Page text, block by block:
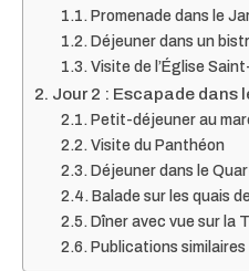
Promenade dans le
Déjeuner dans un
Visite de l’Église
Jour 2 : Escapade dans
Petit-déjeuner au
Visite du Panthéon
Déjeuner dans le
Balade sur les quais
Dîner avec vue sur la
Publications similaires